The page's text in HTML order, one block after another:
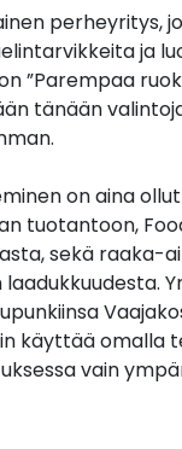
perheyritys,
ja
”Parempaa
tänään
on aina
tuotantoon,
sekä raaka-
käyttää omalla
vain